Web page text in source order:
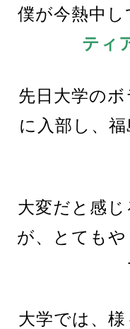
僕が今熱中
ティ
先日大学の
に入部し、
大変だと感
が、とても
大学では、